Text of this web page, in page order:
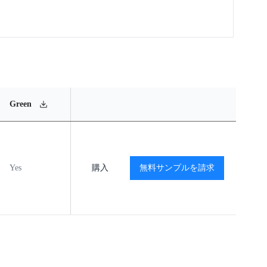
Green
Yes MSL1 -40℃ to +105℃
購入 無料サンプルを請求